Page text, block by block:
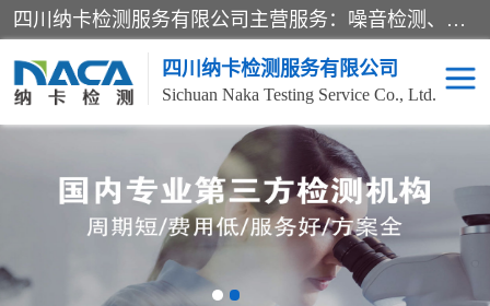
四川纳卡检测服务有限公司主营服务：噪音检测、灯光检测、防护网检测、磁性检测、无损检测、燃烧等级检测；本着严谨、规范的态度严格执行国家现行标准、规范及规程，奉行“科学公正、准确、持续改进、诚信服务”的企业价值和“科学、信誉、服务”的企业宗旨，竭诚为广大客户服务。
四川纳卡检测服务有限公司
Sichuan Naka Testing Service Co., Ltd.
噪音检测 灯光检测
防护网检测 磁性检测
燃烧等级检测